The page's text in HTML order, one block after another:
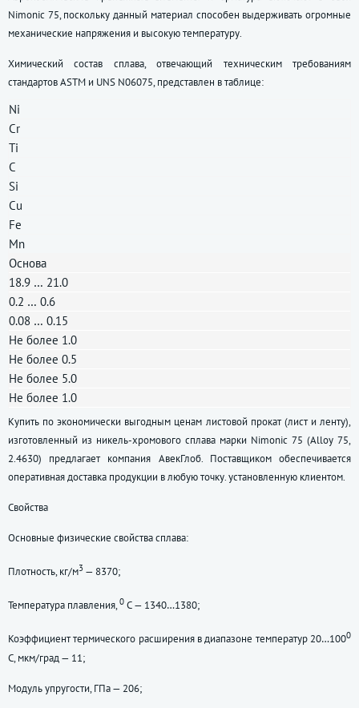
Nimonic 75, поскольку данный материал способен выдерживать огромные
механические напряжения и высокую температуру.
Химический состав сплава, отвечающий техническим требованиям
стандартов ASTM и UNS N06075, представлен в таблице:
Ni
Cr
Ti
C
Si
Cu
Fe
Mn
Основа
18.9 … 21.0
0.2 … 0.6
0.08 … 0.15
Не более 1.0
Не более 0.5
Не более 5.0
Не более 1.0
Купить по экономически выгодным ценам листовой прокат (лист и ленту),
изготовленный из никель-хромового сплава марки Nimonic 75 (Аlloy 75,
2.4630) предлагает компания АвекГлоб. Поставщиком обеспечивается
оперативная доставка продукции в любую точку. установленную клиентом.
Свойства
Основные физические свойства сплава:
Плотность, кг/м3 — 8370;
Температура плавления,0 С — 1340…1380;
Коэффициент термического расширения в диапазоне температур 20…1000
С, мкм/град — 11;
Модуль упругости, ГПа — 206;